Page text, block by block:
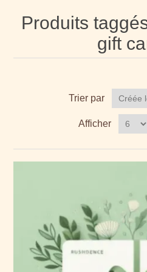
Produits
gift
Trier par
Afficher